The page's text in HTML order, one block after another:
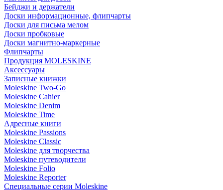
Бейджи и держатели
Доски информационные, флипчарты
Доски для письма мелом
Доски пробковые
Доски магнитно-маркерные
Флипчарты
Продукция MOLESKINE
Аксессуары
Записные книжки
Moleskine Two-Go
Moleskine Cahier
Moleskine Denim
Moleskine Time
Адресные книги
Moleskine Passions
Moleskine Classic
Moleskine для творчества
Moleskine путеводители
Moleskine Folio
Moleskine Reporter
Специальные серии Moleskine